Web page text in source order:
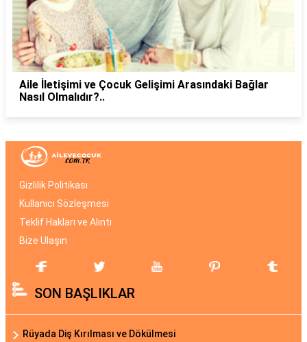
Aile İletişimi ve Çocuk Gelişimi Arasındaki Bağlar
Nasıl Olmalıdır?..
Gizlilik Politikası
Kullanıcı Sözleşmesi
Teklif Hakları ve Alıntı
Bize Ulaşın
SON BAŞLIKLAR
Rüyada Diş Kırılması ve Dökülmesi